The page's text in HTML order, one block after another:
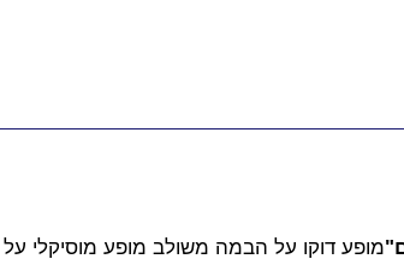
מופע דוקו על הבמה משולב מופע מוסיקלי על